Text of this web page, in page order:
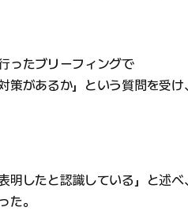
ったブリーフィングで
策があるか」という質問を受け、
したと認識している」と述べ、
た。